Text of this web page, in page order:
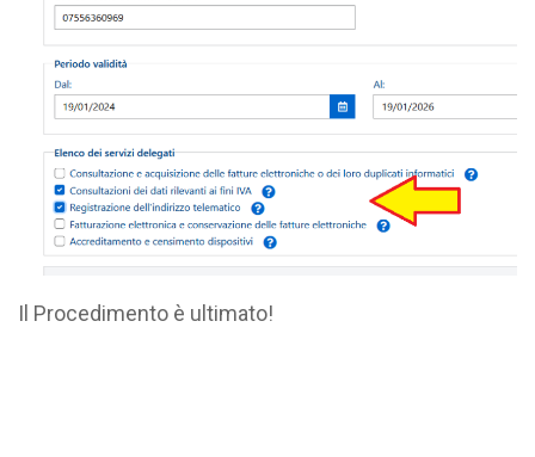
Il Procedimento è ultimato!